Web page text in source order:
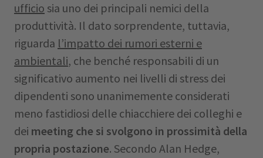
ufficio sia uno dei principali nemici della
produttività. Il dato sorprendente, tuttavia,
riguarda l’impatto dei rumori esterni e
ambientali, che benché responsabili di un
significativo aumento nei livelli di stress dei
dipendenti sono unanimemente considerati
meno fastidiosi delle chiacchiere dei colleghi e
dei meeting che si svolgono in prossimità della
propria postazione. Secondo Alan Hedge,